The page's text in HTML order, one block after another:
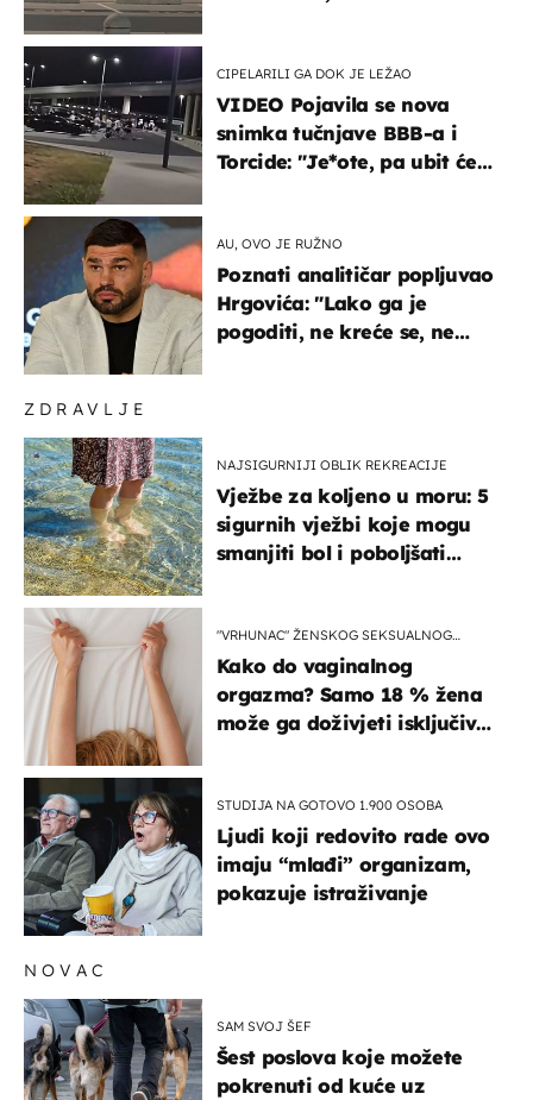
ZDRAVLJE
NAJSIGURNIJI OBLIK REKREACIJE
Vježbe za koljeno u moru: 5
sigurnih vježbi koje mogu
smanjiti bol i poboljšati
"VRHUNAC" ŽENSKOG SEKSUALNOG
Kako do vaginalnog
orgazma? Samo 18 % žena
može ga doživjeti isključivo
STUDIJA NA GOTOVO 1.900 OSOBA
Ljudi koji redovito rade ovo
imaju “mlađi” organizam,
pokazuje istraživanje
CIPELARILI GA DOK JE LEŽAO
VIDEO Pojavila se nova
snimka tučnjave BBB-a i
Torcide: "Je*ote, pa ubit će
AU, OVO JE RUŽNO
Poznati analitičar popljuvao
Hrgovića: "Lako ga je
pogoditi, ne kreće se, ne
NOVAC
SAM SVOJ ŠEF
Šest poslova koje možete
pokrenuti od kuće uz